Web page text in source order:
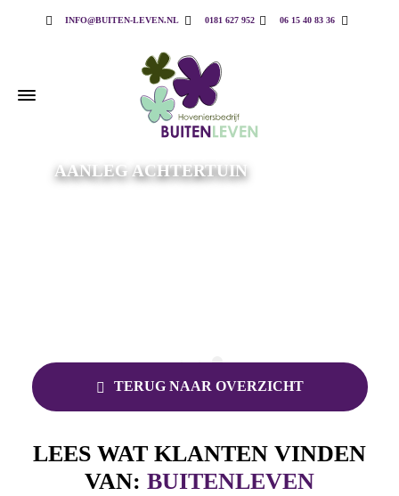
INFO@BUITEN-LEVEN.NL 0181 627 952 06 15 40 83 36
AANLEG ACHTERTUIN
TERUG NAAR OVERZICHT
LEES WAT KLANTEN VINDEN
VAN: BUITENLEVEN